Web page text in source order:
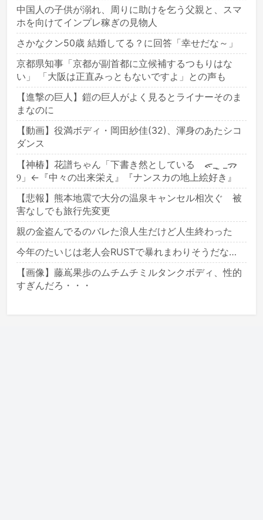
中国人の子供が溺れ、周りに助けを乞う父親と、スマ
ホを向けてインプレ稼ぎの見物人
さかなクン50歳 結婚してる？に回答「幸せだな～」
京都県知事「京都が副首都に立候補するつもりはな
い」 「大阪は正直みっともないですよ」との声も
【進撃の巨人】鎧の巨人がよく見るとライナーそのま
まなのに
【動画】役満ボディ・岡田紗佳(32)、渾身のあたシコ
ダンス
【神椿】花譜ちゃん「下書き然としている ᯠ_ ̫ _ᯄ
Ⳋ」←『中々の出来栄え』『ナンスカの地上絵好き』
【悲報】熊本地震で大分の温泉キャンセル相次ぐ 被
害なしでも旅行先変更
親の金盗んでるのバレた浪人生だけど人生終わった
今年のたいじは老人会RUSTで暴れまわりそうだな…
【画像】藤嶌果歩のムチムチミルタンクボディ、性的
すぎんだろ・・・